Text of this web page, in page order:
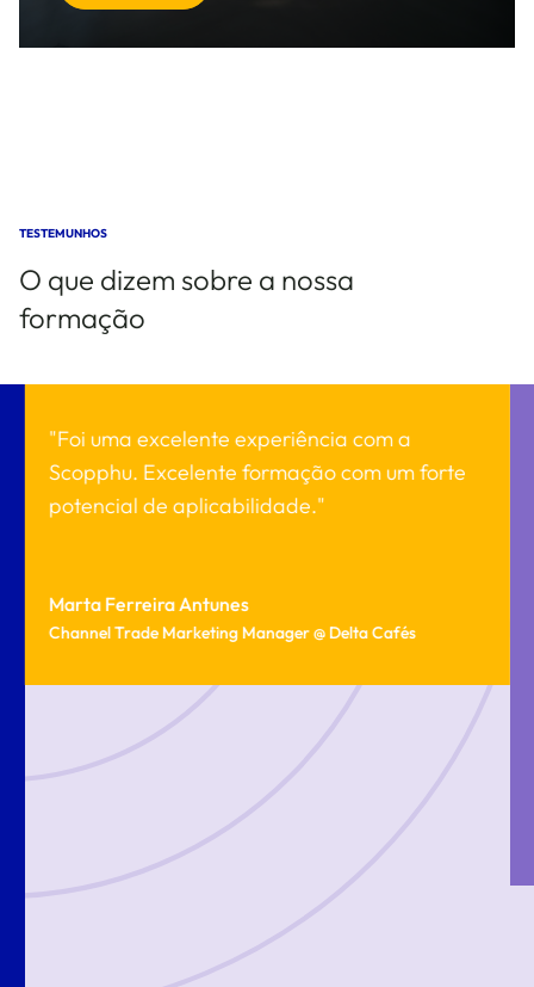
TESTEMUNHOS
O que dizem sobre a nossa
formação
"Foi uma excelente experiência com a
Scopphu. Excelente formação com um forte
potencial de aplicabilidade."
Marta Ferreira Antunes
Channel Trade Marketing Manager@Delta Cafés